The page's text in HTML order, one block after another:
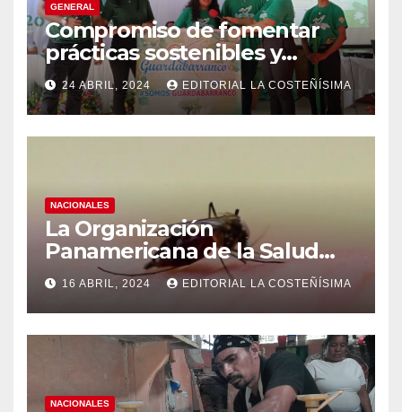
GENERAL
Compromiso de fomentar
prácticas sostenibles y
conciencia ecológica en las
instituciones educativas
24 ABRIL, 2024 EDITORIAL LA COSTEÑÍSIMA
NACIONALES
La Organización
Panamericana de la Salud
(OPS), recomienda reforzar
medidas ante el aumento de
casos de dengue
16 ABRIL, 2024 EDITORIAL LA COSTEÑÍSIMA
NACIONALES